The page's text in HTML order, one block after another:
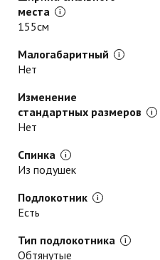
места
155см
Малогабаритный
Нет
Изменение
стандартных размеров
Нет
Спинка
Из подушек
Подлокотник
Есть
Тип подлокотника
Обтянутые